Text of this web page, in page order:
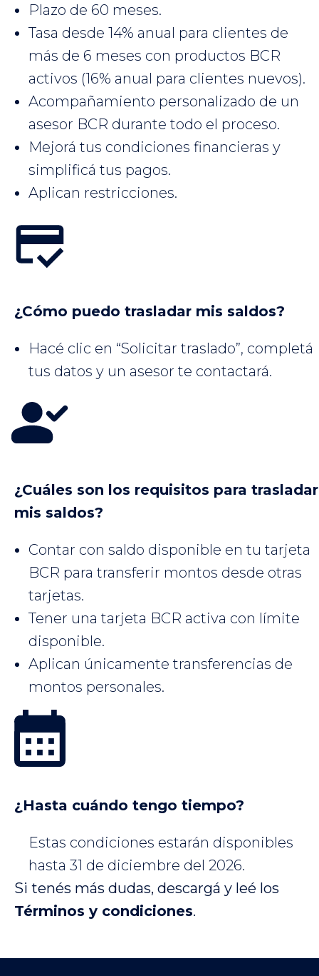
Plazo de 60 meses.
Tasa desde 14% anual para clientes de
más de 6 meses con productos BCR
activos (16% anual para clientes nuevos).
Acompañamiento personalizado de un
asesor BCR durante todo el proceso.
Mejorá tus condiciones financieras y
simplificá tus pagos.
Aplican restricciones.
¿Cómo puedo trasladar mis saldos?
Hacé clic en “Solicitar traslado”, completá
tus datos y un asesor te contactará.
¿Cuáles son los requisitos para trasladar
mis saldos?
Contar con saldo disponible en tu tarjeta
BCR para transferir montos desde otras
tarjetas.
Tener una tarjeta BCR activa con límite
disponible.
Aplican únicamente transferencias de
montos personales.
¿Hasta cuándo tengo tiempo?
Estas condiciones estarán disponibles
hasta 31 de diciembre del 2026.
Si tenés más dudas, descargá y leé los
Términos y condiciones.